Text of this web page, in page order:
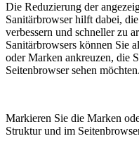
Die Reduzierung der
Sanitärbrowser hilft dabei,
verbessern und schneller zu
Sanitärbrowsers können Sie
oder Marken ankreuzen, die
Seitenbrowser sehen möchten.
Markieren Sie die Marken
Struktur und im